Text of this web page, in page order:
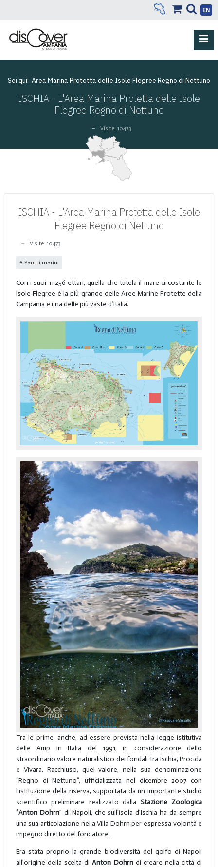
EN
Sei qui: Area Marina Protetta delle Isole Flegree Regno di Nettuno
ISCHIA - L'Area Marina Protetta delle Isole
Flegree Regno di Nettuno
Visite: 10473
ISCHIA - L'Area Marina Protetta delle Isole
Flegree Regno di Nettuno
Visite: 10473
Parchi marini
Con i suoi 11.256 ettari, quella che tutela il mare circostante le
Isole Flegree è la più grande delle Aree Marine Protette della
Campania e una delle più vaste d’Italia.
Tra le prime, anche, ad essere prevista nella legge istitutiva
delle Amp in Italia del 1991, in considerazione dello
straordinario valore naturalistico dei fondali tra Ischia, Procida
e Vivara. Racchiuso, quel valore, nella sua denominazione
“Regno di Nettuno”, ufficializzata nel dicembre 2007 con
l’istituzione della riserva, supportata da un importante studio
scientifico preliminare realizzato dalla Stazione Zoologica
“Anton Dohrn” di Napoli, che sull’isola d’Ischia ha da sempre
una sua articolazione nella Villa Dohrn per espressa volontà e
impegno diretto del fondatore.
Era stata proprio la grande biodiversità del golfo di Napoli
all’origine della scelta diAnton Dohrndi creare nella città di